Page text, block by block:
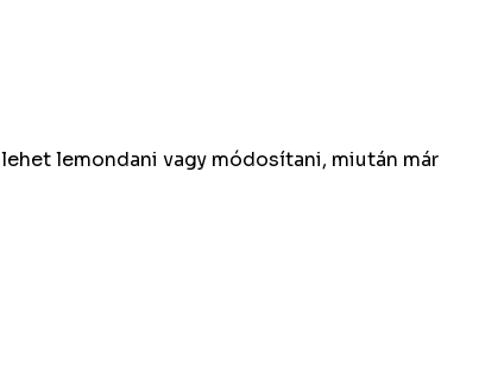
lemondani vagy módosítani, miután már